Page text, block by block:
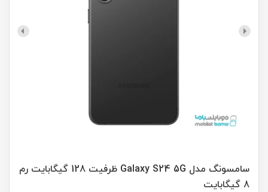
سامسونگ مدل Galaxy S24 5G ظرفیت 128 گیگابایت رم
8 گیگابایت